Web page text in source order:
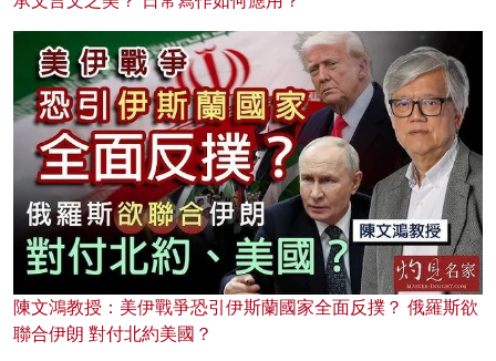
陳文鴻教授：美伊戰爭恐引伊斯蘭國家全面反撲？ 俄羅斯欲
聯合伊朗 對付北約美國？